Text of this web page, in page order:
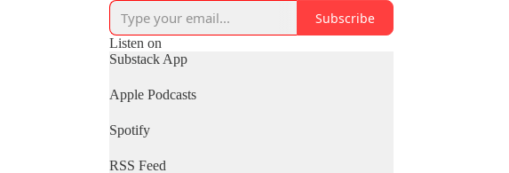
Subscribe
Listen on
Substack App
Apple Podcasts
Spotify
RSS Feed